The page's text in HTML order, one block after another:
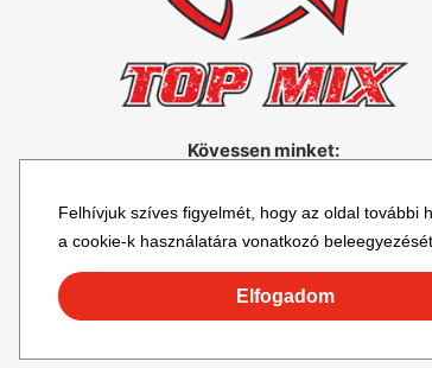
Felhívjuk szíves figyelmét, hogy az oldal további
a cookie-k használatára vonatkozó
Elfogadom
Kövessen minket: